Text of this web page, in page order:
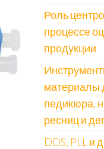
Роль
процессе
продукции
материалы
педикюра,
ресниц и
DDS, PLL и